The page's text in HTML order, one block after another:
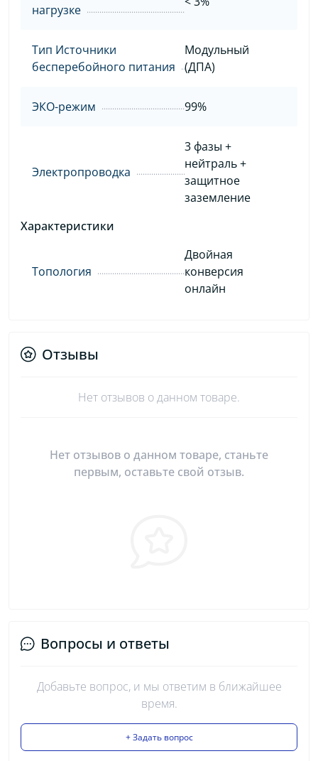
нагрузке
Тип Источники
бесперебойного питания
Модульный
(ДПА)
ЭКО-режим 99%
Электропроводка
3 фазы +
нейтраль +
защитное
заземление
Характеристики
Топология
Двойная
конверсия
онлайн
Отзывы
Нет отзывов о данном товаре.
Нет отзывов о данном товаре, станьте
первым, оставьте свой отзыв.
Вопросы и ответы
Добавьте вопрос, и мы ответим в ближайшее
время.
+ Задать вопрос